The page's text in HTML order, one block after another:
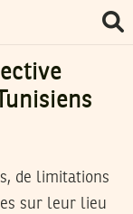
de limitations
sur leur lieu